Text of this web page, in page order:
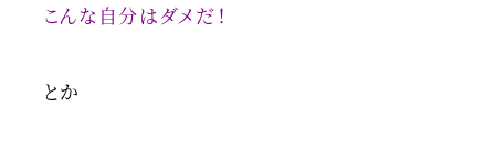
こんな自分はダメだ！
とか